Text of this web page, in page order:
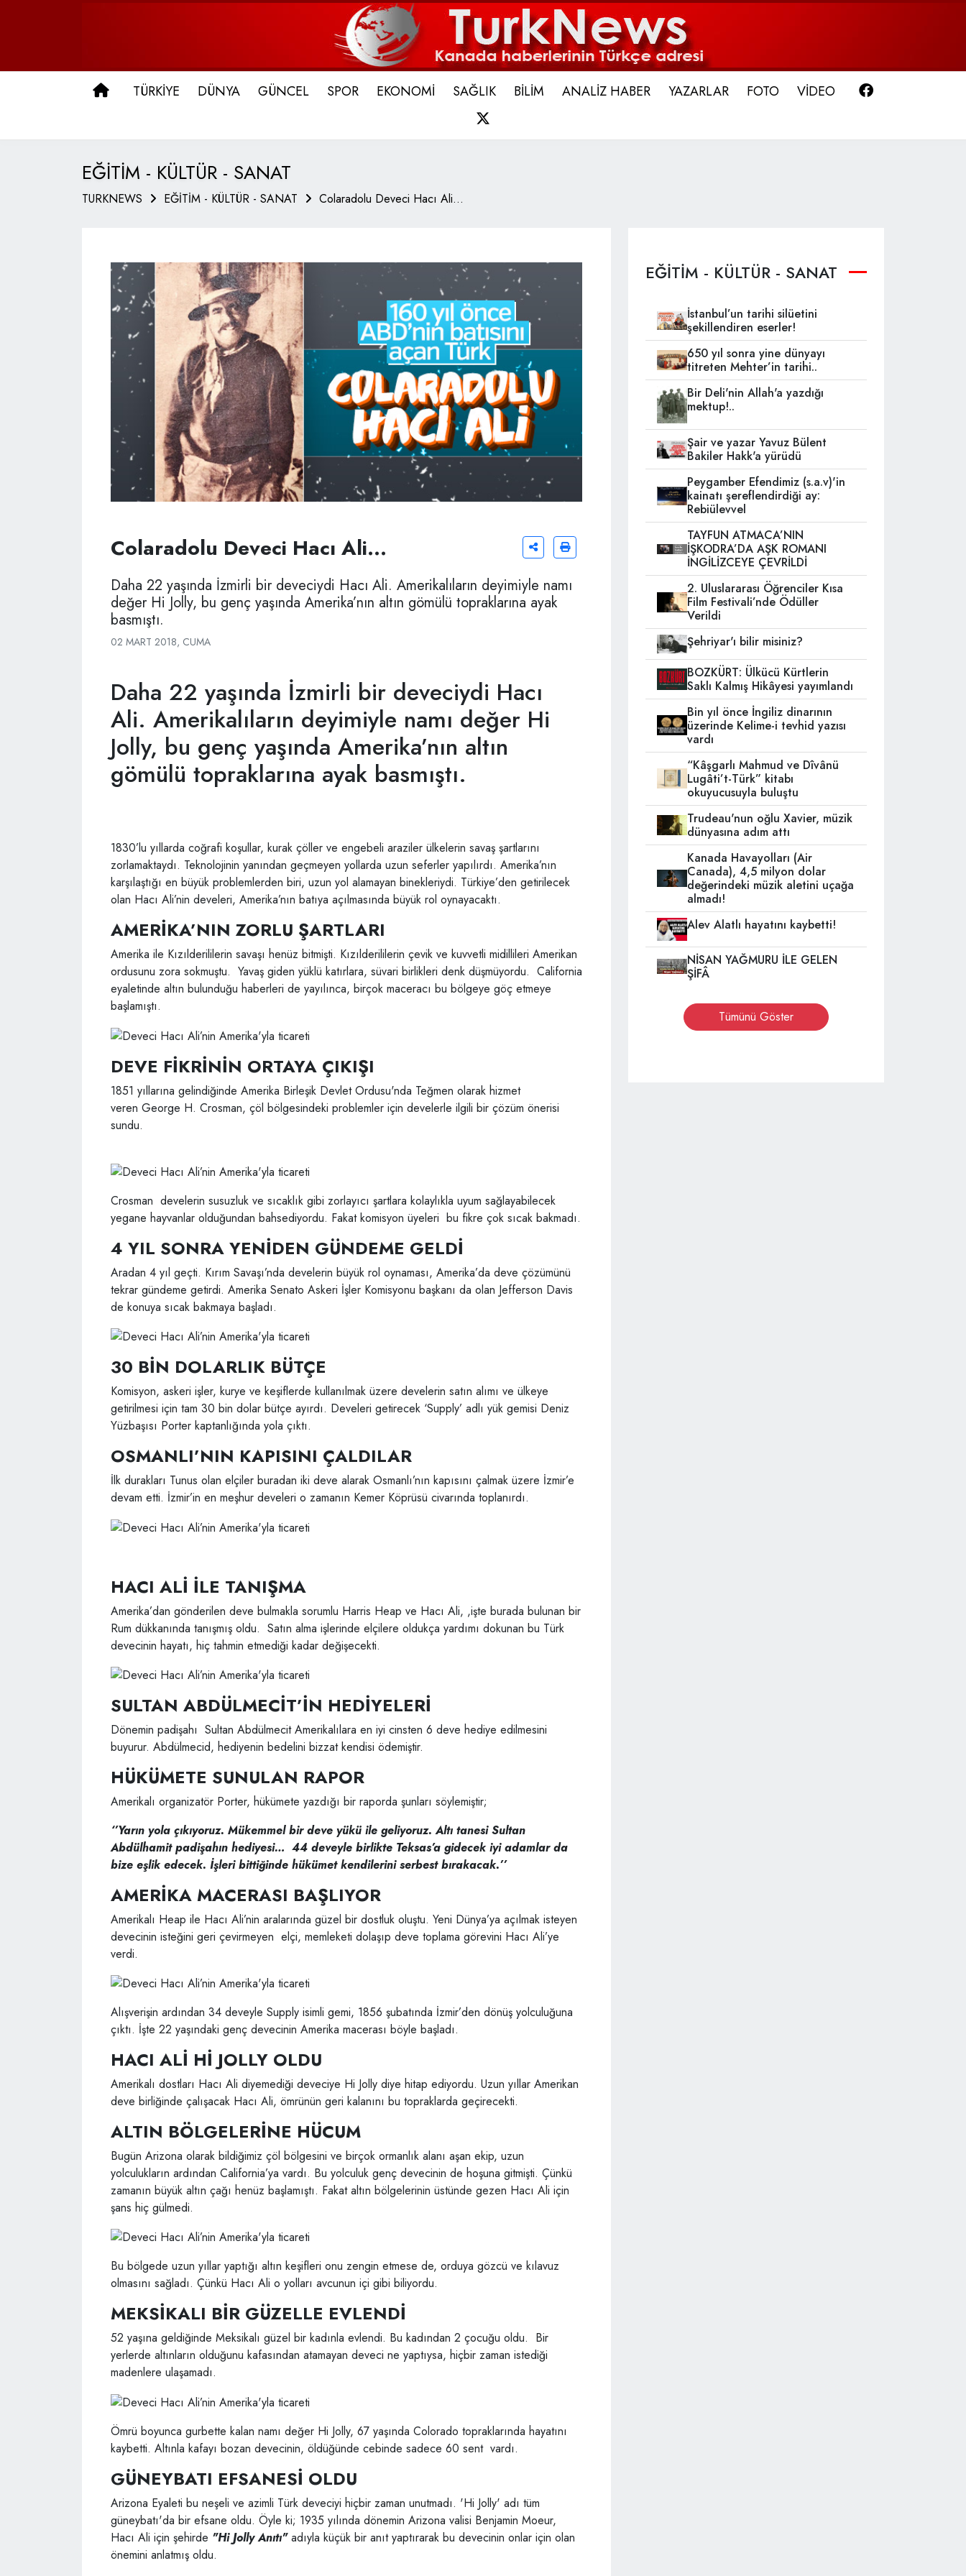
ANA SAYFA
TÜRKİYE DÜNYA GÜNCEL SPOR EKONOMİ SAĞLIK BİLİM ANALİZ HABER YAZARLAR FOTO VİDEO
EĞİTİM - KÜLTÜR - SANAT
TURKNEWS EĞİTİM - KÜLTÜR - SANAT Colaradolu Deveci Hacı Ali...
Colaradolu Deveci Hacı Ali...
Daha 22 yaşında İzmirli bir deveciydi Hacı Ali. Amerikalıların deyimiyle namı
değer Hi Jolly, bu genç yaşında Amerika’nın altın gömülü topraklarına ayak
basmıştı.
02 MART 2018, CUMA
Daha 22 yaşında İzmirli bir deveciydi Hacı
Ali. Amerikalıların deyimiyle namı değer Hi
Jolly, bu genç yaşında Amerika’nın altın
gömülü topraklarına ayak basmıştı.
1830’lu yıllarda coğrafi koşullar, kurak çöller ve engebeli araziler ülkelerin savaş şartlarını
zorlamaktaydı. Teknolojinin yanından geçmeyen yollarda uzun seferler yapılırdı. Amerika’nın
karşılaştığı en büyük problemlerden biri, uzun yol alamayan binekleriydi. Türkiye’den getirilecek
olan Hacı Ali’nin develeri, Amerika’nın batıya açılmasında büyük rol oynayacaktı.
AMERİKA’NIN ZORLU ŞARTLARI
Amerika ile Kızılderililerin savaşı henüz bitmişti. Kızılderililerin çevik ve kuvvetli midillileri Amerikan
ordusunu zora sokmuştu. Yavaş giden yüklü katırlara, süvari birlikleri denk düşmüyordu. California
eyaletinde altın bulunduğu haberleri de yayılınca, birçok maceracı bu bölgeye göç etmeye
başlamıştı.
DEVE FİKRİNİN ORTAYA ÇIKIŞI
1851 yıllarına gelindiğinde Amerika Birleşik Devlet Ordusu'nda Teğmen olarak hizmet
veren George H. Crosman, çöl bölgesindeki problemler için develerle ilgili bir çözüm önerisi
sundu.
Crosman develerin susuzluk ve sıcaklık gibi zorlayıcı şartlara kolaylıkla uyum sağlayabilecek
yegane hayvanlar olduğundan bahsediyordu. Fakat komisyon üyeleri bu fikre çok sıcak bakmadı.
4 YIL SONRA YENİDEN GÜNDEME GELDİ
Aradan 4 yıl geçti. Kırım Savaşı’nda develerin büyük rol oynaması, Amerika’da deve çözümünü
tekrar gündeme getirdi. Amerika Senato Askeri İşler Komisyonu başkanı da olan Jefferson Davis
de konuya sıcak bakmaya başladı.
30 BİN DOLARLIK BÜTÇE
Komisyon, askeri işler, kurye ve keşiflerde kullanılmak üzere develerin satın alımı ve ülkeye
getirilmesi için tam 30 bin dolar bütçe ayırdı. Develeri getirecek ‘Supply’ adlı yük gemisi Deniz
Yüzbaşısı Porter kaptanlığında yola çıktı.
OSMANLI’NIN KAPISINI ÇALDILAR
İlk durakları Tunus olan elçiler buradan iki deve alarak Osmanlı’nın kapısını çalmak üzere İzmir’e
devam etti. İzmir’in en meşhur develeri o zamanın Kemer Köprüsü civarında toplanırdı.
HACI ALİ İLE TANIŞMA
Amerika’dan gönderilen deve bulmakla sorumlu Harris Heap ve Hacı Ali, ,işte burada bulunan bir
Rum dükkanında tanışmış oldu. Satın alma işlerinde elçilere oldukça yardımı dokunan bu Türk
devecinin hayatı, hiç tahmin etmediği kadar değişecekti.
SULTAN ABDÜLMECİT’İN HEDİYELERİ
Dönemin padişahı Sultan Abdülmecit Amerikalılara en iyi cinsten 6 deve hediye edilmesini
buyurur. Abdülmecid, hediyenin bedelini bizzat kendisi ödemiştir.
HÜKÜMETE SUNULAN RAPOR
Amerikalı organizatör Porter, hükümete yazdığı bir raporda şunları söylemiştir;
‘’Yarın yola çıkıyoruz. Mükemmel bir deve yükü ile geliyoruz. Altı tanesi Sultan
Abdülhamit padişahın hediyesi… 44 deveyle birlikte Teksas’a gidecek iyi adamlar da
bize eşlik edecek. İşleri bittiğinde hükümet kendilerini serbest bırakacak.’’
AMERİKA MACERASI BAŞLIYOR
Amerikalı Heap ile Hacı Ali’nin aralarında güzel bir dostluk oluştu. Yeni Dünya’ya açılmak isteyen
devecinin isteğini geri çevirmeyen elçi, memleketi dolaşıp deve toplama görevini Hacı Ali’ye
verdi.
Alışverişin ardından 34 deveyle Supply isimli gemi, 1856 şubatında İzmir’den dönüş yolculuğuna
çıktı. İşte 22 yaşındaki genç devecinin Amerika macerası böyle başladı.
HACI ALİ Hİ JOLLY OLDU
Amerikalı dostları Hacı Ali diyemediği deveciye Hi Jolly diye hitap ediyordu. Uzun yıllar Amerikan
deve birliğinde çalışacak Hacı Ali, ömrünün geri kalanını bu topraklarda geçirecekti.
ALTIN BÖLGELERİNE HÜCUM
Bugün Arizona olarak bildiğimiz çöl bölgesini ve birçok ormanlık alanı aşan ekip, uzun
yolculukların ardından California’ya vardı. Bu yolculuk genç devecinin de hoşuna gitmişti. Çünkü
zamanın büyük altın çağı henüz başlamıştı. Fakat altın bölgelerinin üstünde gezen Hacı Ali için
şans hiç gülmedi.
Bu bölgede uzun yıllar yaptığı altın keşifleri onu zengin etmese de, orduya gözcü ve kılavuz
olmasını sağladı. Çünkü Hacı Ali o yolları avcunun içi gibi biliyordu.
MEKSİKALI BİR GÜZELLE EVLENDİ
52 yaşına geldiğinde Meksikalı güzel bir kadınla evlendi. Bu kadından 2 çocuğu oldu. Bir
yerlerde altınların olduğunu kafasından atamayan deveci ne yaptıysa, hiçbir zaman istediği
madenlere ulaşamadı.
Ömrü boyunca gurbette kalan namı değer Hi Jolly, 67 yaşında Colorado topraklarında hayatını
kaybetti. Altınla kafayı bozan devecinin, öldüğünde cebinde sadece 60 sent vardı.
GÜNEYBATI EFSANESİ OLDU
Arizona Eyaleti bu neşeli ve azimli Türk deveciyi hiçbir zaman unutmadı. 'Hi Jolly' adı tüm
güneybatı'da bir efsane oldu. Öyle ki; 1935 yılında dönemin Arizona valisi Benjamin Moeur,
Hacı Ali için şehirde "Hi Jolly Anıtı"adıyla küçük bir anıt yaptırarak bu devecinin onlar için olan
önemini anlatmış oldu.
EĞİTİM - KÜLTÜR - SANAT
İstanbul’un tarihi silüetini
şekillendiren eserler!
650 yıl sonra yine dünyayı
titreten Mehter’in tarihi..
Bir Deli'nin Allah'a yazdığı
mektup!..
Şair ve yazar Yavuz Bülent
Bakiler Hakk'a yürüdü
Peygamber Efendimiz (s.a.v)'in
kainatı şereflendirdiği ay:
Rebiülevvel
TAYFUN ATMACA’NIN
İŞKODRA’DA AŞK ROMANI
İNGİLİZCEYE ÇEVRİLDİ
2. Uluslararası Öğrenciler Kısa
Film Festivali’nde Ödüller
Verildi
Şehriyar'ı bilir misiniz?
BOZKÜRT: Ülkücü Kürtlerin
Saklı Kalmış Hikâyesi yayımlandı
Bin yıl önce İngiliz dinarının
üzerinde Kelime-i tevhid yazısı
vardı
“Kâşgarlı Mahmud ve Dîvânü
Lugâti’t-Türk” kitabı
okuyucusuyla buluştu
Trudeau'nun oğlu Xavier, müzik
dünyasına adım attı
Kanada Havayolları (Air
Canada), 4,5 milyon dolar
değerindeki müzik aletini uçağa
almadı!
Alev Alatlı hayatını kaybetti!
NİSAN YAĞMURU İLE GELEN
ŞİFÂ
Tümünü Göster